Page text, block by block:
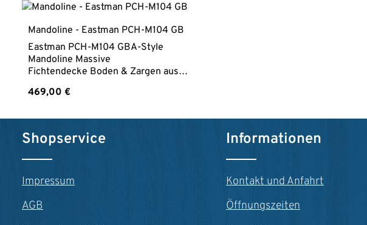
Produktgalerie überspringen
Mandoline - Eastman PCH-M104 GB
Eastman PCH-M104 GBA-Style
Mandoline Massive
Fichtendecke Boden & Zargen aus
aus Ahorn Sattelbreite 30
matt inkl. Gigbag erhältlich in drei
Farben: natur, goldburst, classic
Regulärer Preis:
469,00 €
Produkt Anzahl: Gib den gewünschten Wert ein
Shopservice
Impressum
AGB
Informationen
Kontakt und Anfahrt
Öffnungszeiten